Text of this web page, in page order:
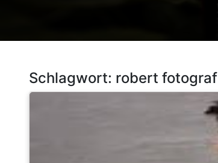
Schlagwort: robert fotograf